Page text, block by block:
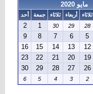
مايو 2020
ثلاثاء أربعاء ثلاثاء جمعة
أحد
28
29
30
1
2
5
6
7
8
9
12
13
14
15
16
19
20
21
22
23
26
27
28
29
30
2
3
4
5
6